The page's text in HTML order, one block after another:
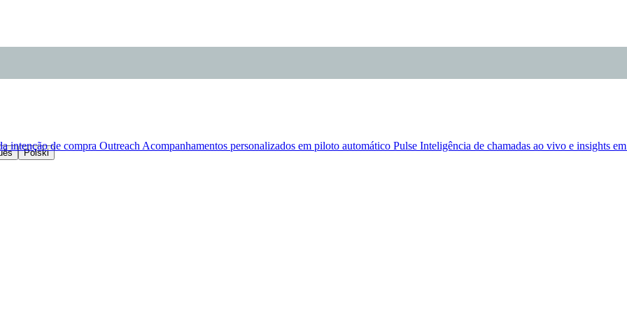
intenção de compra Outreach Acompanhamentos personalizados em piloto automático Pulse Inteligência de chamadas ao vivo e insights
Polski